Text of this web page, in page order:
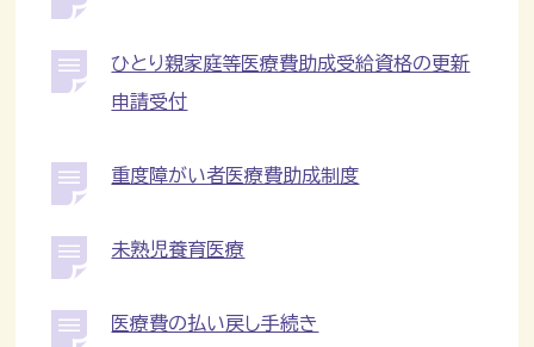
ひとり親家庭等医療費助成受給資格の更新
申請受付
重度障がい者医療費助成制度
未熟児養育医療
医療費の払い戻し手続き